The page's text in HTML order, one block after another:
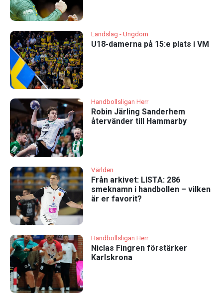
Landslag - Ungdom
U18-damerna på 15:e plats i VM
Handbollsligan Herr
Robin Järling Sanderhem
återvänder till Hammarby
Världen
Från arkivet: LISTA: 286
smeknamn i handbollen – vilken
är er favorit?
Handbollsligan Herr
Niclas Fingren förstärker
Karlskrona